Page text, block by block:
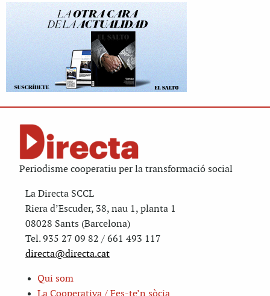
Periodisme cooperatiu per la transformació social
La Directa SCCL
Riera d’Escuder, 38, nau 1, planta 1
08028 Sants (Barcelona)
Tel. 935 27 09 82 / 661 493 117
directa@directa.cat
Qui som